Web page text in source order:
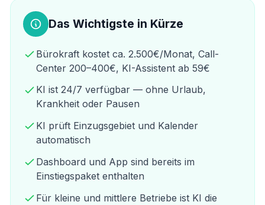
Das Wichtigste in Kürze
Bürokraft kostet ca. 2.500€/Monat, Call-
Center 200–400€, KI-Assistent ab 59€
KI ist 24/7 verfügbar — ohne Urlaub,
Krankheit oder Pausen
KI prüft Einzugsgebiet und Kalender
automatisch
Dashboard und App sind bereits im
Einstiegspaket enthalten
Für kleine und mittlere Betriebe ist KI die